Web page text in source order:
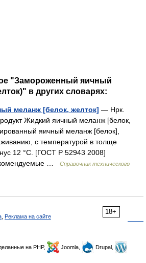
"Замороженный яичный
в других словарях:
меланж [белок, желток] — Нрк.
Жидкий яичный меланж [белок,
яичный меланж [белок],
с температурой в толще
12 °С. [ГОСТ Р 52943 2008]
…
Справочник технического
18+
Реклама на сайте
на PHP, Joomla,
Drupal,